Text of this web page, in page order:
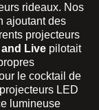
rideaux. Nos
ajoutant des
projecteurs
Live pilotait
le cocktail de
LED
lumineuse